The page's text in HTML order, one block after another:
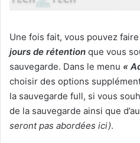
Une fois fait, vous pouvez faire
jours de rétention que vous
sauvegarde. Dans le menu «
choisir des options
la sauvegarde full, si vous
de la sauvegarde ainsi que
seront pas abordées ici).